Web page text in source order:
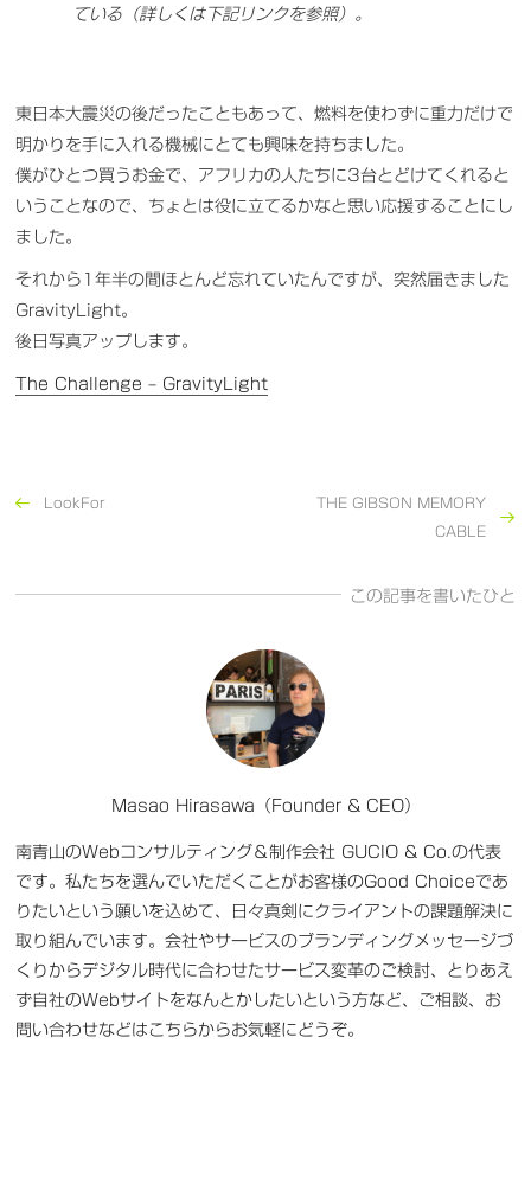
ている（詳しくは下記リンクを参照）。
東日本大震災の後だったこともあって、燃料を使わずに重力だけで
明かりを手に入れる機械にとても興味を持ちました。
僕がひとつ買うお金で、アフリカの人たちに3台とどけてくれると
いうことなので、ちょとは役に立てるかなと思い応援することにし
ました。
それから1年半の間ほとんど忘れていたんですが、突然届きました
GravityLight。
後日写真アップします。
The Challenge – GravityLight
LookFor
THE GIBSON MEMORY
CABLE
この記事を書いたひと
Masao Hirasawa（Founder & CEO）
南青山のWebコンサルティング＆制作会社 GUCIO & Co.の代表
です。私たちを選んでいただくことがお客様のGood Choiceであ
りたいという願いを込めて、日々真剣にクライアントの課題解決に
取り組んでいます。会社やサービスのブランディングメッセージづ
くりからデジタル時代に合わせたサービス変革のご検討、とりあえ
ず自社のWebサイトをなんとかしたいという方など、 ご相談、お
問い合わせなどはこちらからお気軽にどうぞ。